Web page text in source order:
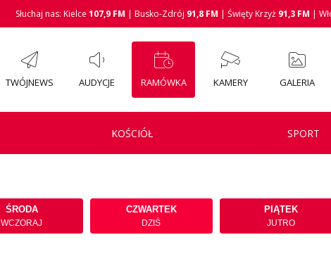
Słuchaj nas: Kielce 107,9 FM | Busko-Zdrój 91,8 FM | Święty Krzyż 91,3 FM |
TWÓJNEWS AUDYCJE RAMÓWKA KAMERY GALERIA
KOŚCIÓŁ SPORT
ŚRODA
WCZORAJ
CZWARTEK
DZIŚ
PIĄTEK
JUTRO